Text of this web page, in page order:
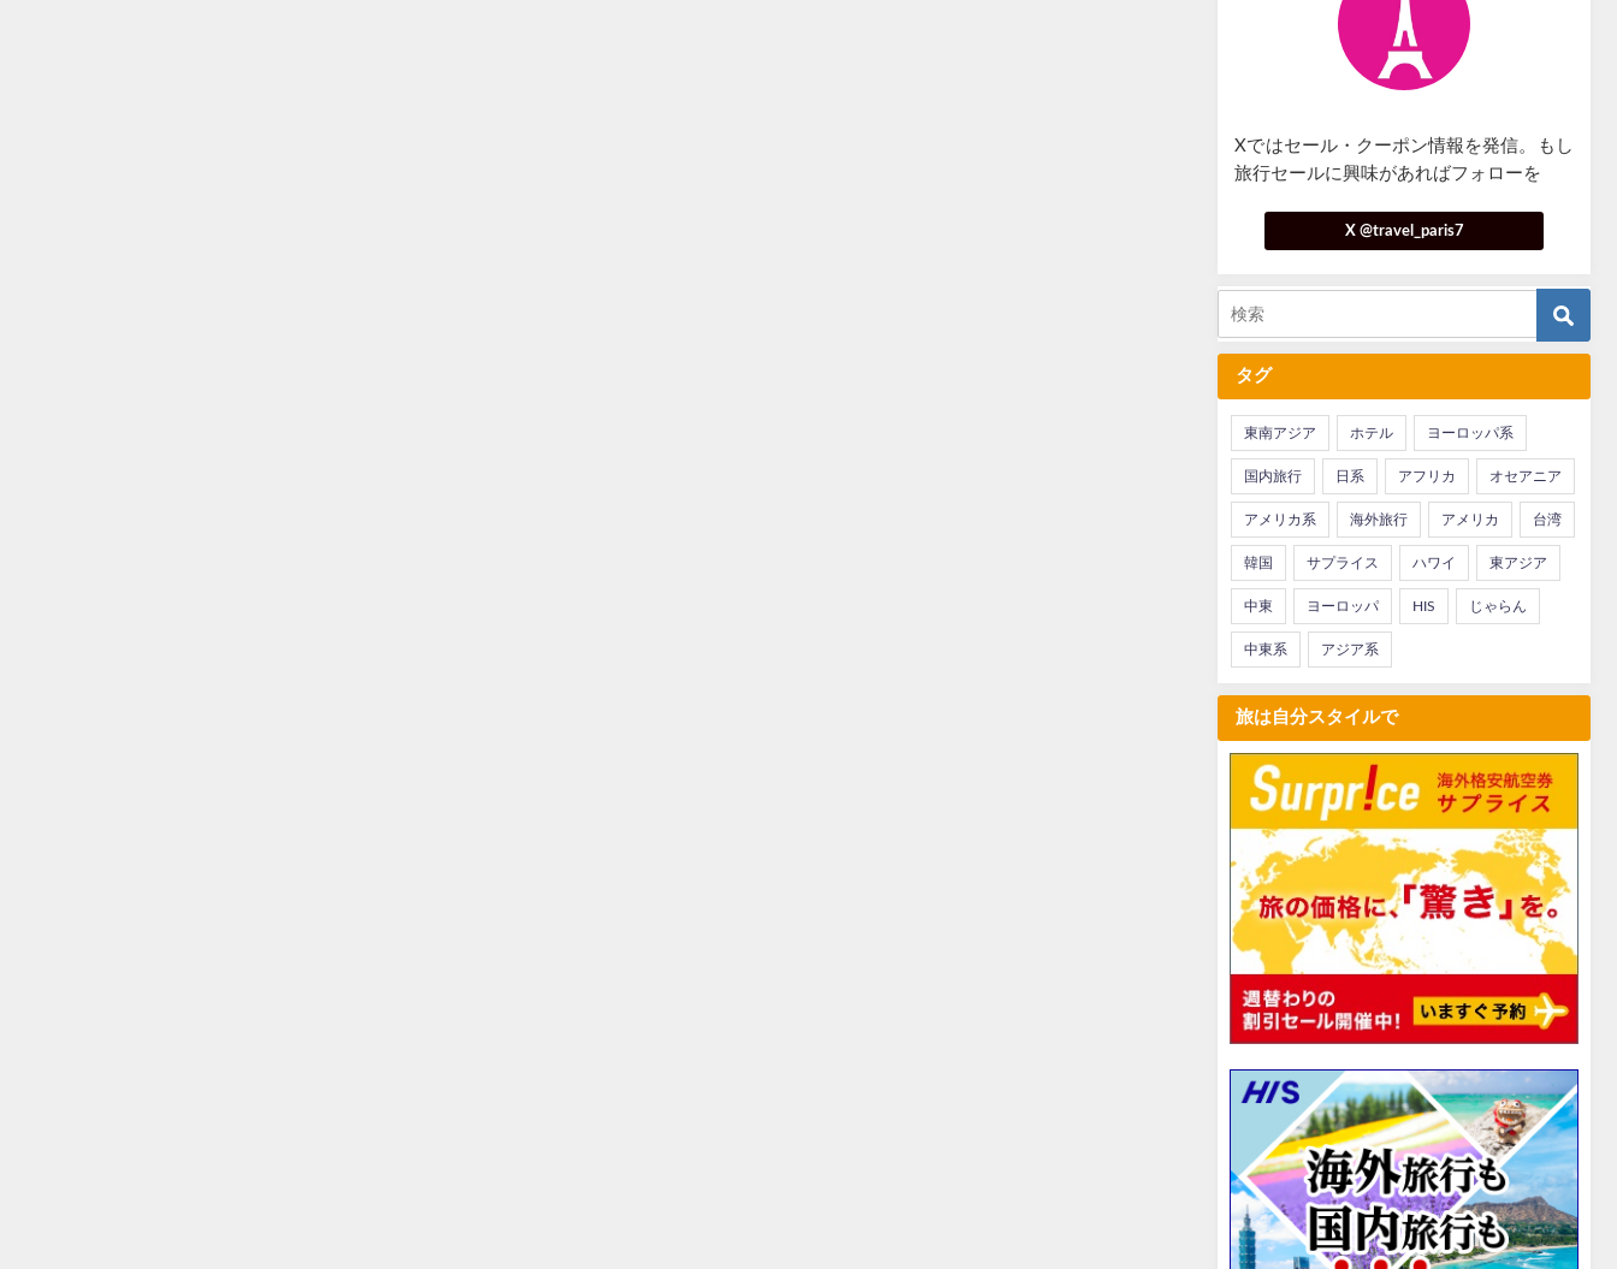
Xではセール・クーポン情報を発信。もし
旅行セールに興味があればフォローを
X @travel_paris7
タグ
東南アジア ホテル ヨーロッパ系
国内旅行 日系 アフリカ オセアニア
アメリカ系 海外旅行 アメリカ 台湾
韓国 サプライス ハワイ 東アジア
中東 ヨーロッパ HIS じゃらん
中東系 アジア系
旅は自分スタイルで